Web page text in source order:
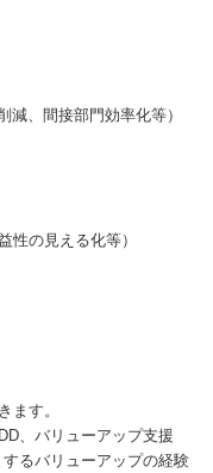
減、間接部門効率化等）
性の見える化等）
ます。
、バリューアップ支援
るバリューアップの経験